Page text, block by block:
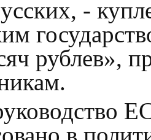
-
рублев»,
в